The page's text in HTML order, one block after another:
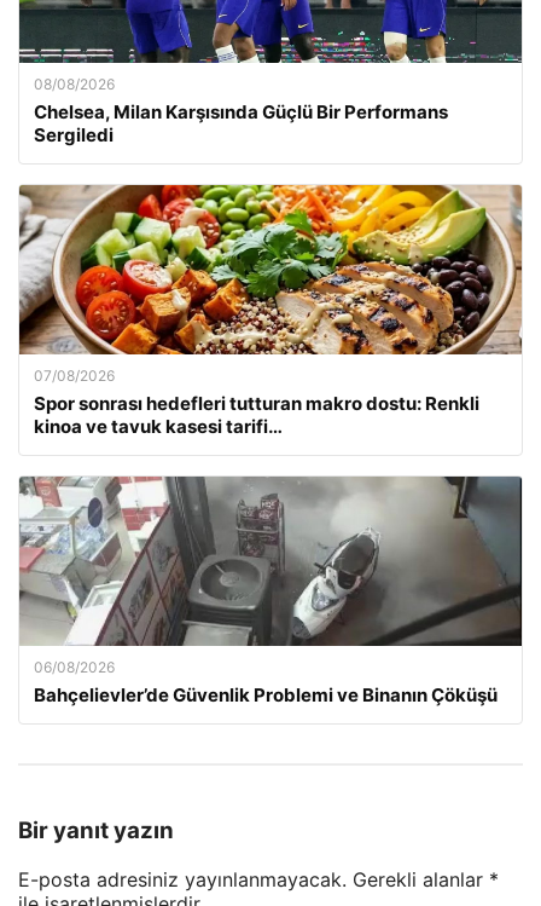
08/08/2026
Chelsea, Milan Karşısında Güçlü Bir Performans
Sergiledi
07/08/2026
Spor sonrası hedefleri tutturan makro dostu: Renkli
kinoa ve tavuk kasesi tarifi…
06/08/2026
Bahçelievler’de Güvenlik Problemi ve Binanın Çöküşü
Bir yanıt yazın
E-posta adresiniz yayınlanmayacak. Gerekli alanlar *